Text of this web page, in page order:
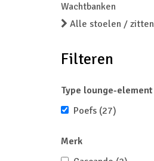
Wachtbanken
Alle stoelen / zitten
Filteren
Type lounge-element
Poefs (27)
Merk